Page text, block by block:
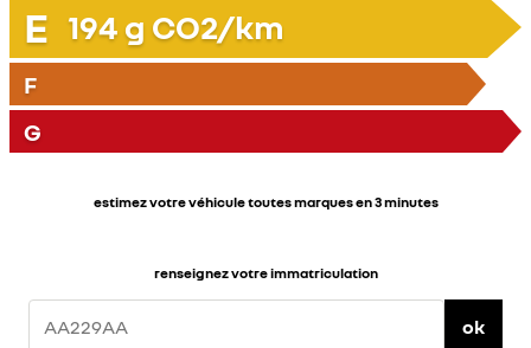
E 194 g CO2/km
F
G
estimez votre véhicule toutes marques en 3 minutes
renseignez votre immatriculation
ok